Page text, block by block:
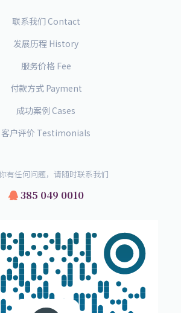
联系我们 Contact
发展历程 History
服务价格 Fee
付款方式 Payment
成功案例 Cases
客户评价 Testimonials
有任何问题，请随时联系我们
385 049 0010